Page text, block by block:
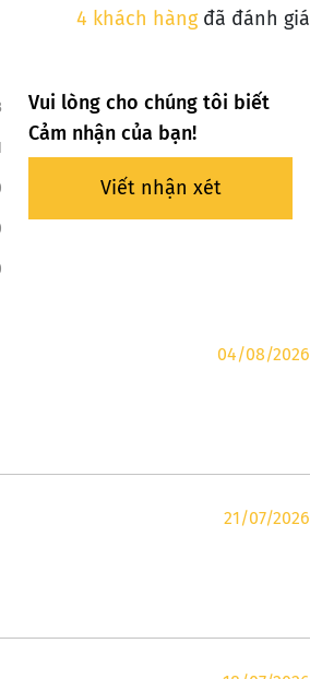
4 khách hàngđã đánh giá
Vui lòng cho chúng tôi biết
Cảm nhận của bạn!
Viết nhận xét
04/08/2026
21/07/2026